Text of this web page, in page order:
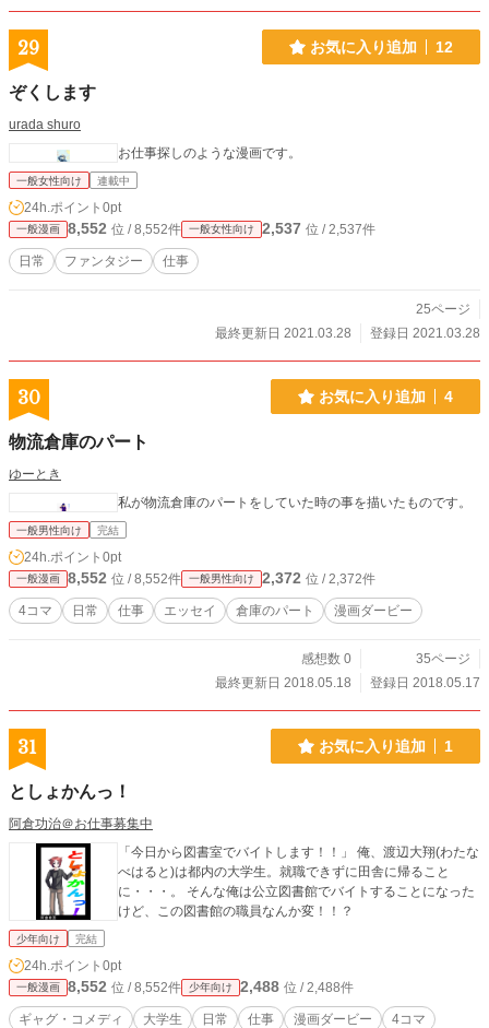
29 お気に入り追加 12
ぞくします
urada shuro
お仕事探しのような漫画です。
一般女性向け 連載中
24h.ポイント 0pt
一般漫画 8,552 位 / 8,552件 一般女性向け 2,537 位 / 2,537件
日常 ファンタジー 仕事
25ページ
最終更新日 2021.03.28
登録日 2021.03.28
30 お気に入り追加 4
物流倉庫のパート
ゆーとき
私が物流倉庫のパートをしていた時の事を描いたものです。
一般男性向け 完結
24h.ポイント 0pt
一般漫画 8,552 位 / 8,552件 一般男性向け 2,372 位 / 2,372件
4コマ 日常 仕事 エッセイ 倉庫のパート 漫画ダービー
感想数 0
35ページ
最終更新日 2018.05.18
登録日 2018.05.17
31 お気に入り追加 1
としょかんっ！
阿倉功治＠お仕事募集中
「今日から図書室でバイトします！！」 俺、渡辺大翔(わたな
べはると)は都内の大学生。就職できずに田舎に帰ること
に・・・。 そんな俺は公立図書館でバイトすることになった
けど、この図書館の職員なんか変！！？
少年向け 完結
24h.ポイント 0pt
一般漫画 8,552 位 / 8,552件 少年向け 2,488 位 / 2,488件
ギャグ・コメディ 大学生 日常 仕事 漫画ダービー 4コマ